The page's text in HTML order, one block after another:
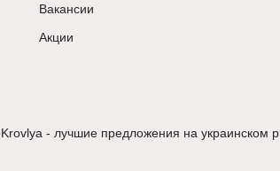
Вакансии
Акции
- лучшие предложения на украинском